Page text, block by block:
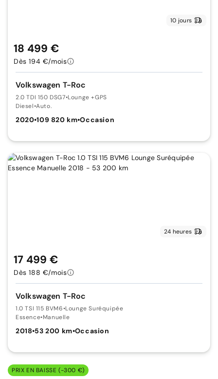
10 jours
Volkswagen T-Roc
2.0 TDI 150 DSG7•Lounge +GPS
Diesel•Auto.
2020•109 820 km•Occasion
18 499 €
Dès 194 €/mois
24 heures
Volkswagen T-Roc
1.0 TSI 115 BVM6•Lounge Suréquipée
Essence•Manuelle
2018•53 200 km•Occasion
17 499 €
Dès 188 €/mois
PRIX EN BAISSE (-300 €)